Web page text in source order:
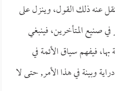
عنه ذلك القول، وينزل على
صنيع المتأخرين، فينبغي
فيفهم سياق الأئمة في
وبينة في هذا الأمر, حتى لا